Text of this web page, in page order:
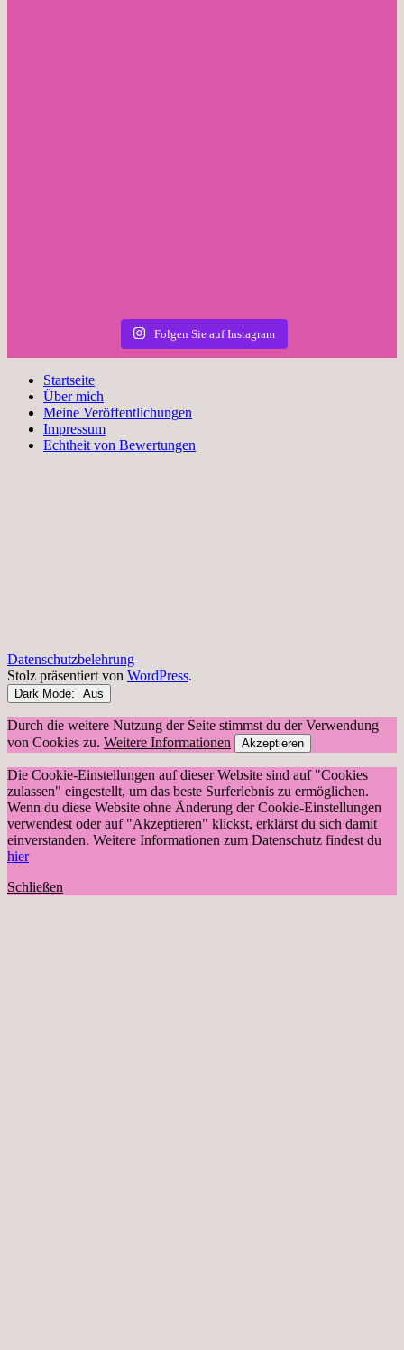
Folgen Sie auf Instagram
Startseite
Über mich
Meine Veröffentlichungen
Impressum
Echtheit von Bewertungen
Datenschutzbelehrung
Stolz präsentiert von WordPress.
Dark Mode:
Durch die weitere Nutzung der Seite stimmst du der Verwendung
von Cookies zu. Weitere Informationen Akzeptieren
Die Cookie-Einstellungen auf dieser Website sind auf "Cookies
zulassen" eingestellt, um das beste Surferlebnis zu ermöglichen.
Wenn du diese Website ohne Änderung der Cookie-Einstellungen
verwendest oder auf "Akzeptieren" klickst, erklärst du sich damit
einverstanden. Weitere Informationen zum Datenschutz findest du
hier
Schließen